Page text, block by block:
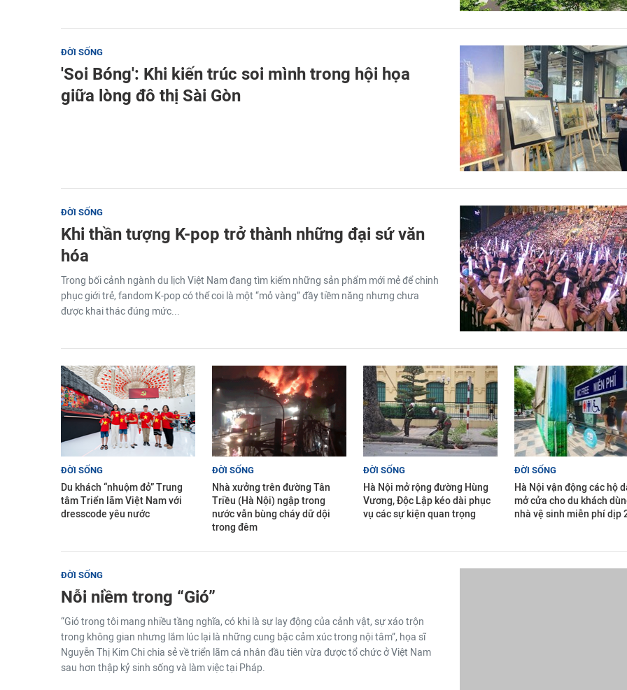
ĐỜI SỐNG
'Soi Bóng': Khi kiến trúc soi mình trong hội họa
giữa lòng đô thị Sài Gòn
ĐỜI SỐNG
Khi thần tượng K-pop trở thành những đại sứ văn
hóa
Trong bối cảnh ngành du lịch Việt Nam đang tìm kiếm những sản phẩm mới mẻ để chinh
phục giới trẻ, fandom K-pop có thể coi là một “mỏ vàng” đầy tiềm năng nhưng chưa
được khai thác đúng mức...
ĐỜI SỐNG
Du khách “nhuộm đỏ” Trung
tâm Triển lãm Việt Nam với
dresscode yêu nước
ĐỜI SỐNG
Nhà xưởng trên đường Tân
Triều (Hà Nội) ngập trong
nước vẫn bùng cháy dữ dội
trong đêm
ĐỜI SỐNG
Hà Nội mở rộng đường Hùng
Vương, Độc Lập kéo dài phục
vụ các sự kiện quan trọng
ĐỜI SỐNG
Hà Nội vận động các hộ
mở cửa cho du khách
nhà vệ sinh miễn phí dịp
ĐỜI SỐNG
Nỗi niềm trong “Gió”
“Gió trong tôi mang nhiều tầng nghĩa, có khi là sự lay động của cảnh vật, sự xáo trộn
trong không gian nhưng lắm lúc lại là những cung bậc cảm xúc trong nội tâm”, họa sĩ
Nguyễn Thị Kim Chi chia sẻ về triển lãm cá nhân đầu tiên vừa được tổ chức ở Việt Nam
sau hơn thập kỷ sinh sống và làm việc tại Pháp.